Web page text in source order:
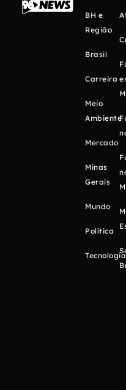
BH e
Região
Brasil
Carreira
Meio
Ambiente
Mercado
Minas
Gerais
Mundo
Política
Tecnologia